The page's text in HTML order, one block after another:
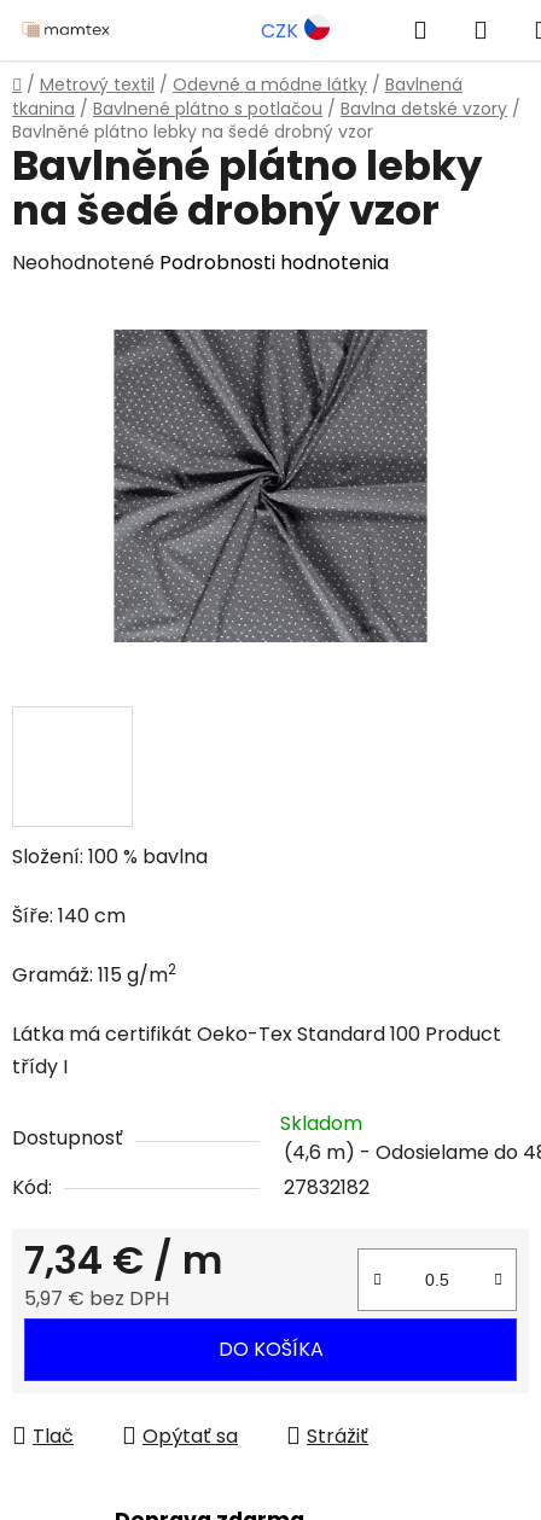
na
obsah
CZK Hľadať
Domov
/ Metrový textil / Odevné a módne látky / Bavlnená
tkanina / Bavlnené plátno s potlačou / Bavlna detské vzory /
Bavlněné plátno lebky na šedé drobný vzor
Složení: 100 % bavlna
Šíře: 140 cm
Gramáž: 115 g/m2
Látka má certifikát Oeko-Tex Standard 100 Product
třídy I
Dostupnosť
Skladom
(4,6 m)
Kód:
27832182
7,34 € / m
5,97 € bez DPH
DO KOŠÍKA
Tlač Opýtať sa Strážiť
Bavlněné plátno lebky
na šedé drobný vzor
Priemerné
hviezdičiek.
Neohodnotené Podrobnosti hodnotenia